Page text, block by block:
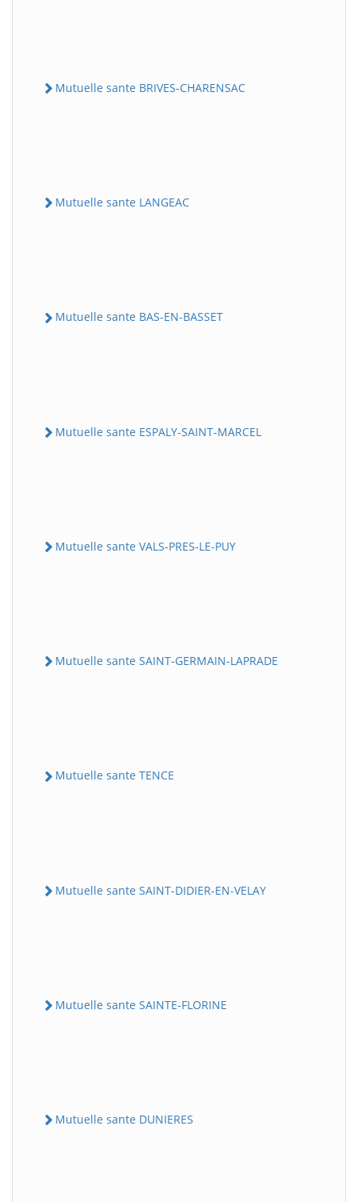
Mutuelle sante BRIVES-CHARENSAC
Mutuelle sante LANGEAC
Mutuelle sante BAS-EN-BASSET
Mutuelle sante ESPALY-SAINT-MARCEL
Mutuelle sante VALS-PRES-LE-PUY
Mutuelle sante SAINT-GERMAIN-LAPRADE
Mutuelle sante TENCE
Mutuelle sante SAINT-DIDIER-EN-VELAY
Mutuelle sante SAINTE-FLORINE
Mutuelle sante DUNIERES